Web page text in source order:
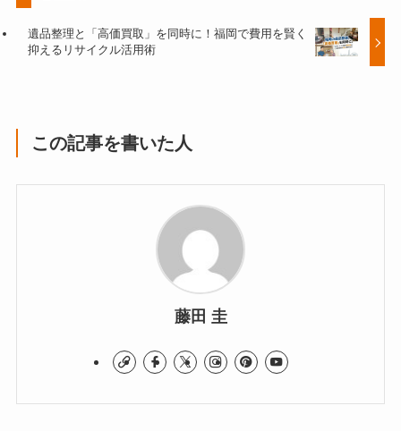
遺品整理と「高価買取」を同時に！福岡で費用を賢く
抑えるリサイクル活用術
この記事を書いた人
藤田 圭